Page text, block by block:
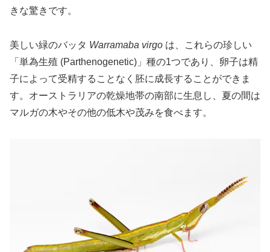
きな驚きです。
美しい緑のバッタ Warramaba virgo は、これらの珍しい
「単為生殖 (Parthenogenetic)」種の1つであり、卵子は精
子によって受精することなく胚に成長することができま
す。オーストラリアの乾燥地帯の南部に生息し、夏の間は
マルガの木やその他の低木や茂みを食べます。